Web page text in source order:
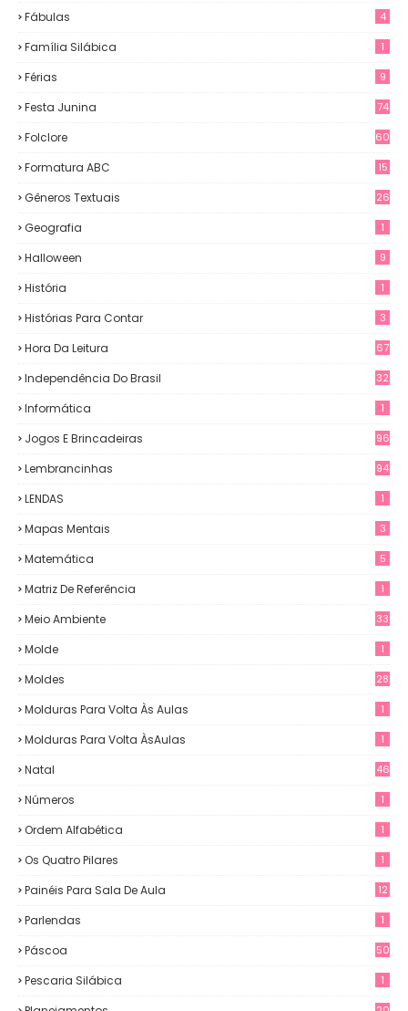
Fábulas 4
Família Silábica 1
Férias 9
Festa Junina 74
Folclore 60
Formatura ABC 15
Gêneros Textuais 26
Geografia 1
Halloween 9
História 1
Histórias Para Contar 3
Hora Da Leitura 67
Independência Do Brasil 32
Informática 1
Jogos E Brincadeiras 96
Lembrancinhas 94
LENDAS 1
Mapas Mentais 3
Matemática 5
Matriz De Referência 1
Meio Ambiente 33
Molde 1
Moldes 28
Molduras Para Volta Às Aulas 1
Molduras Para Volta ÀsAulas 1
Natal 46
Números 1
Ordem Alfabética 1
Os Quatro Pilares 1
Painéis Para Sala De Aula
12
Parlendas 1
Páscoa 50
Pescaria Silábica 1